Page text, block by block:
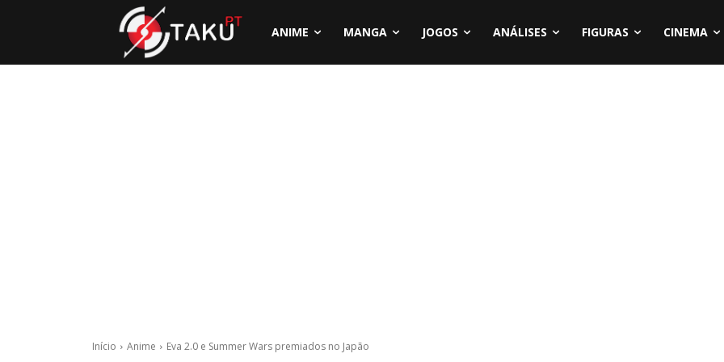
ANIME MANGA JOGOS ANÁLISES FIGURAS CINEMA
Início Anime Eva 2.0 e Summer Wars premiados no Japão